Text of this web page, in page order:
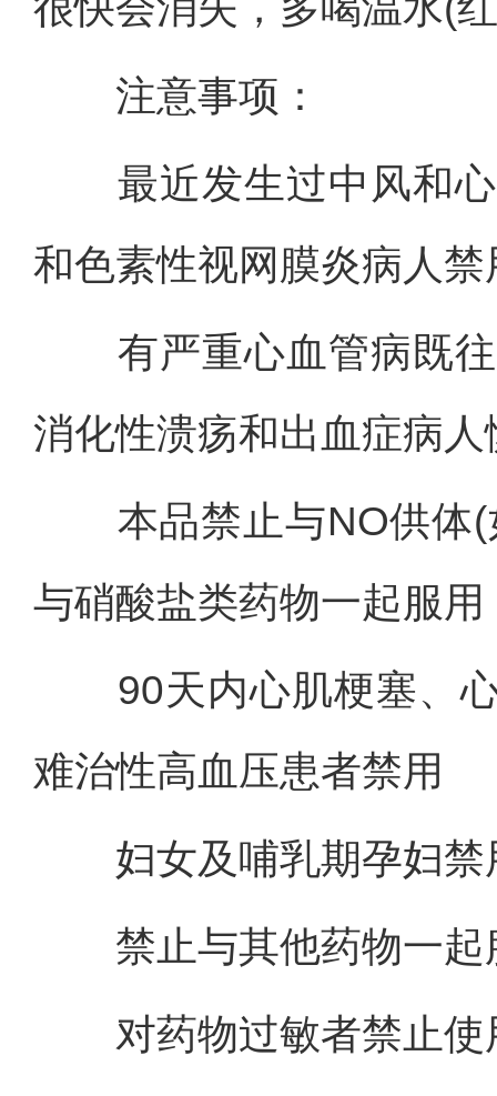
注意事项：
最近发生过中风和心
和色素性视网膜炎病人禁
有严重心血管病既往
消化性溃疡和出血症病人
本品禁止与NO供体(
与硝酸盐类药物一起服用
90天内心肌梗塞、心
难治性高血压患者禁用
妇女及哺乳期孕妇禁
禁止与其他药物一起
对药物过敏者禁止使